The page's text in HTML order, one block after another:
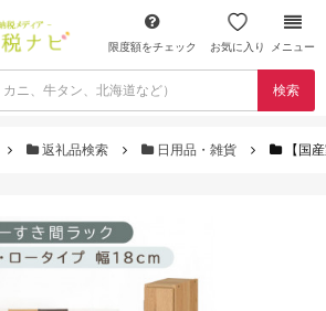
限度額をチェック お気に入り メニュー
検索
返礼品検索 日用品・雑貨 【国